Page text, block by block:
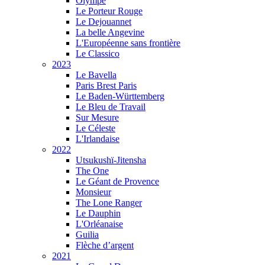
Le Porteur Rouge
Le Dejouannet
La belle Angevine
L'Européenne sans frontière
Le Classico
2023
Le Bavella
Paris Brest Paris
Le Baden-Württemberg
Le Bleu de Travail
Sur Mesure
Le Céleste
L'Irlandaise
2022
Utsukushï-Jitensha
The One
Le Géant de Provence
Monsieur
The Lone Ranger
Le Dauphin
L'Orléanaise
Guilia
Flèche d’argent
2021